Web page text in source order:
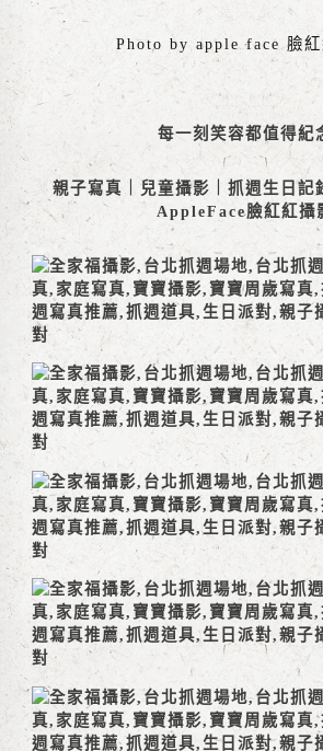
Photo by apple face 臉紅
每一刻笑容都值得紀
親子寫真｜兒童攝影｜抓週生日記
AppleFace臉紅紅攝